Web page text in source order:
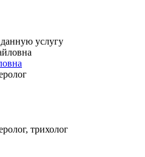
услугу
трихолог